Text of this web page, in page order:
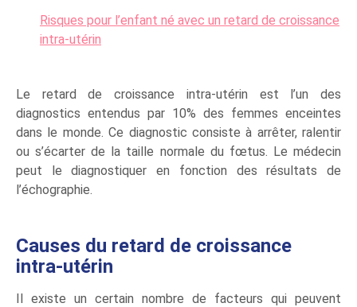
Risques pour l’enfant né avec un retard de croissance
intra-utérin
Le retard de croissance intra-utérin est l’un des
diagnostics entendus par 10% des femmes enceintes
dans le monde. Ce diagnostic consiste à arrêter, ralentir
ou s’écarter de la taille normale du fœtus. Le médecin
peut le diagnostiquer en fonction des résultats de
l’échographie.
Causes du retard de croissance
intra-utérin
Il existe un certain nombre de facteurs qui peuvent